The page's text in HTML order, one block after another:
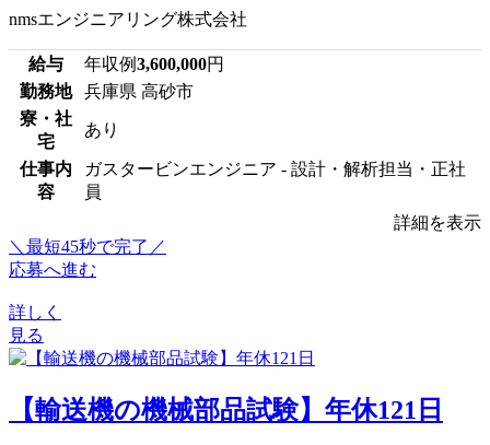
nmsエンジニアリング株式会社
給与 年収例3,600,000円
勤務地
兵庫県 高砂市
寮・社
宅
あり
仕事内
容
ガスタービンエンジニア - 設計・解析担当・正社
員
詳細を表示
＼最短45秒で完了／
応募へ進む
詳しく
見る
【輸送機の機械部品試験】年休121日